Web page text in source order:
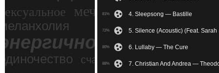
мечтательное
счастье
81% 4. Sleepsong — Bastille
72% 5. Silence (Acoustic) (Feat.
80% 6. Lullaby — The Cure
88% 7. Christian And Andrea —